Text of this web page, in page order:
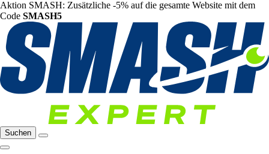
Aktion SMASH: Zusätzliche -5% auf die gesamte Website mit dem
Code SMASH5
Suchen